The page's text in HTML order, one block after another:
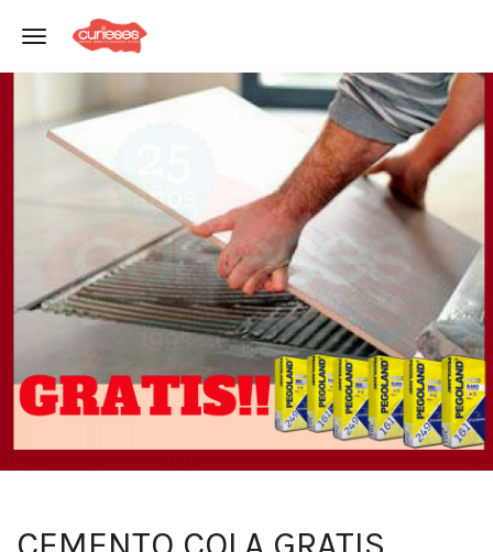
Toggle navigation